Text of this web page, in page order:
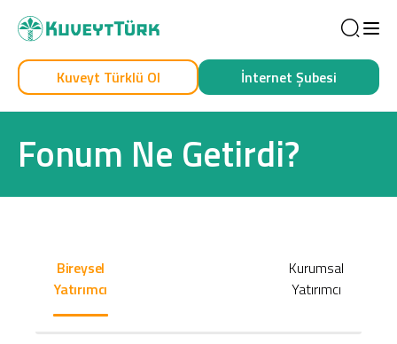
Kendim İçin İşim İçin
Sağlam Kart
Kuveyt Türklü Ol İnternet Şubesi
Fonum Ne Getirdi?
Bireysel
Yatırımcı
Kurumsal
Yatırımcı